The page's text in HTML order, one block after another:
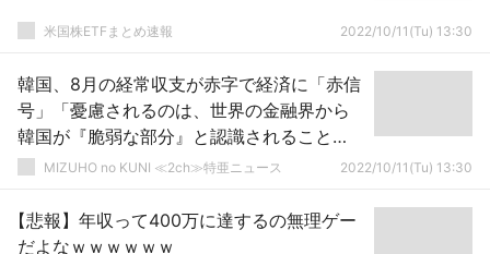
米国株ETFまとめ速報 2022/10/11(Tu) 13:30
韓国、8月の経常収支が赤字で経済に「赤信
号」「憂慮されるのは、世界の金融界から
韓国が『脆弱な部分』と認識されること
だ」MIZUHO no KUNI ≪2ch≫特亜ニュース 2022/10/11(Tu) 13:30
【悲報】年収って400万に達するの無理ゲー
だよなｗｗｗｗｗｗ